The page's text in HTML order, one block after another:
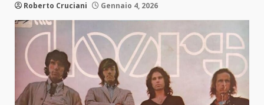
Roberto Cruciani Gennaio 4, 2026